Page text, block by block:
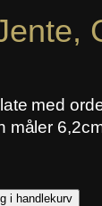
med
måler
i handlekurv